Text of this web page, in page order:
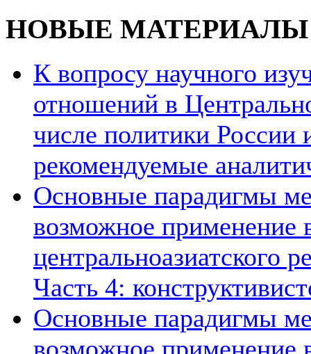
НОВЫЕ МАТЕРИАЛЫ
К вопросу научного
отношений в
числе политики России
рекомендуемые
Основные парадигмы
возможное применение
центральноазиатского
Часть 4:
Основные парадигмы